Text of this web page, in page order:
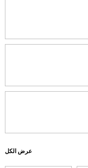
عرض الكل